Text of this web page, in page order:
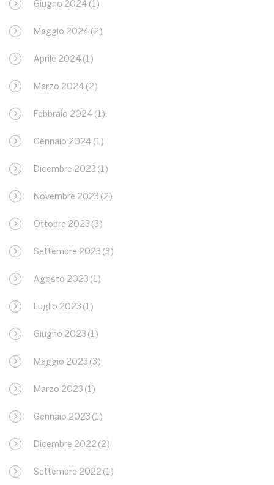
Giugno 2024 (1)
Maggio 2024 (2)
Aprile 2024 (1)
Marzo 2024 (2)
Febbraio 2024 (1)
Gennaio 2024 (1)
Dicembre 2023 (1)
Novembre 2023 (2)
Ottobre 2023 (3)
Settembre 2023 (3)
Agosto 2023 (1)
Luglio 2023 (1)
Giugno 2023 (1)
Maggio 2023 (3)
Marzo 2023 (1)
Gennaio 2023 (1)
Dicembre 2022 (2)
Settembre 2022 (1)